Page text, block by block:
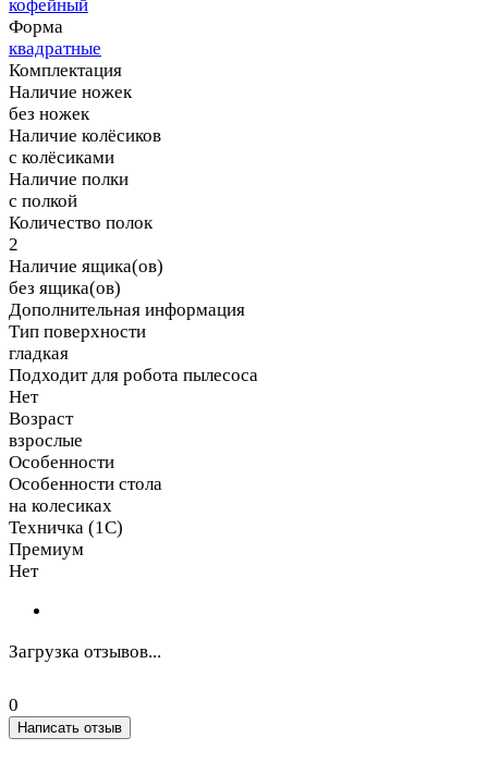
кофейный
Форма
квадратные
Комплектация
Наличие ножек
без ножек
Наличие колёсиков
с колёсиками
Наличие полки
с полкой
Количество полок
2
Наличие ящика(ов)
без ящика(ов)
Дополнительная информация
Тип поверхности
гладкая
Подходит для робота пылесоса
Нет
Возраст
взрослые
Особенности
Особенности стола
на колесиках
Техничка (1С)
Премиум
Нет
Загрузка отзывов...
0
Написать отзыв